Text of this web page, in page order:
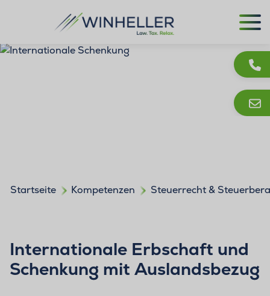
Startseite Kompetenzen Steuerrecht &
Internationale Erbschaft und
Schenkung mit Auslandsbezug